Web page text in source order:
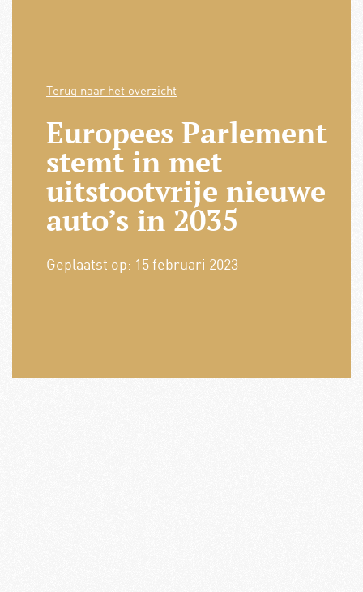
Terug naar het overzicht
Europees Parlement
stemt in met
uitstootvrije nieuwe
auto’s in 2035
Geplaatst op: 15 februari 2023